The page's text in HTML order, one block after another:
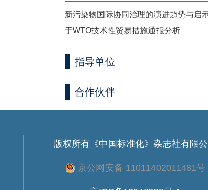
新污染物国际协同治理的演进趋势与
于WTO技术性贸易措施通报分析
指导单位
合作伙伴
版权所有 《中国标准化》杂志社有限
京公网安备 11011402011481号